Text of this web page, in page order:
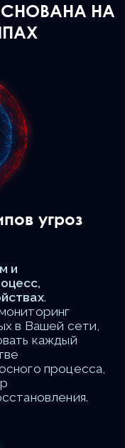
НА
угроз
и
.
в Вашей сети,
каждый
процесса,